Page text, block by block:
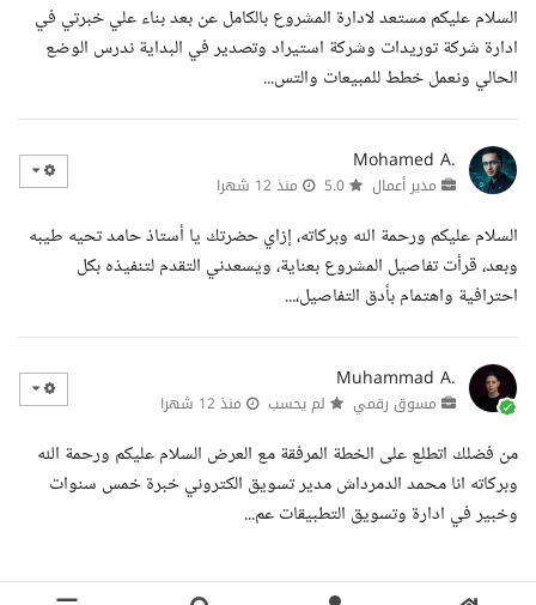
السلام عليكم مستعد لادارة المشروع بالكامل عن بعد بناء علي خبرتي في
ادارة شركة توريدات وشركة استيراد وتصدير في البداية ندرس الوضع
الحالي ونعمل خطط للمبيعات والتس...
Mohamed A.
مدير أعمال منذ 12 شهرا
السلام عليكم ورحمة الله وبركاته، إزاي حضرتك يا أستاذ حامد تحيه طيبه
وبعد، قرأت تفاصيل المشروع بعناية، ويسعدني التقدم لتنفيذه بكل
احترافية واهتمام بأدق التفاصيل،...
Muhammad A.
مسوق رقمي لم يحسب منذ 12 شهرا
من فضلك اتطلع على الخطة المرفقة مع العرض السلام عليكم ورحمة الله
وبركاته انا محمد الدمرداش مدير تسويق الكتروني خبرة خمس سنوات
وخبير في ادارة وتسويق التطبيقات عم...